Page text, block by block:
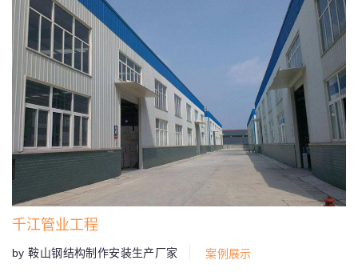
千江管业工程
by 鞍山钢结构制作安装生产厂家 案例展示